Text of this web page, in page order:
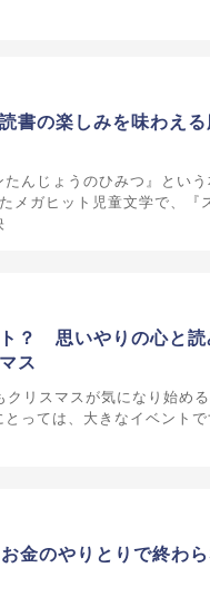
書の楽しみを味わえる
んじょうのひみつ』とい
メガヒット児童文学で、『
？ 思いやりの心と読
ス
リスマスが気になり始め
っては、大きなイベント
金のやりとりで終わ